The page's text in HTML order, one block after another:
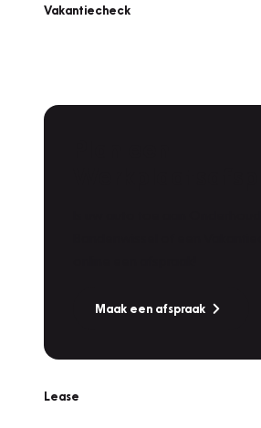
Vakantiecheck
Maak een afspraak
Lease